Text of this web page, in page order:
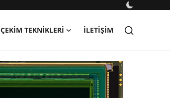
ÇEKIM TEKNIKLERI İLETIŞIM